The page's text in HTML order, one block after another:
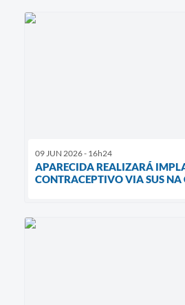
09 JUN 2026 - 16h24
APARECIDA REALIZARÁ
CONTRACEPTIVO VIA SUS NA